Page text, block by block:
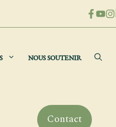
NOUS SOUTENIR
Contact